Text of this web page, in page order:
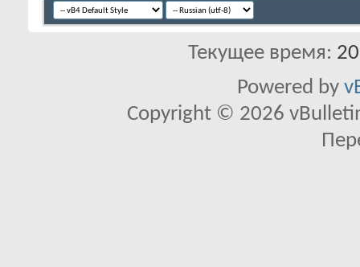
Текущее время:
Powered by
Copyright © 2026